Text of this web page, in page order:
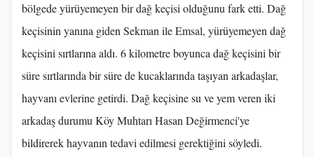
bölgede yürüyemeyen bir dağ keçisi olduğunu fark etti. Dağ
keçisinin yanına giden Sekman ile Emsal, yürüyemeyen dağ
keçisini sırtlarına aldı. 6 kilometre boyunca dağ keçisini bir
süre sırtlarında bir süre de kucaklarında taşıyan arkadaşlar,
hayvanı evlerine getirdi. Dağ keçisine su ve yem veren iki
arkadaş durumu Köy Muhtarı Hasan Değirmenci'ye
bildirerek hayvanın tedavi edilmesi gerektiğini söyledi.